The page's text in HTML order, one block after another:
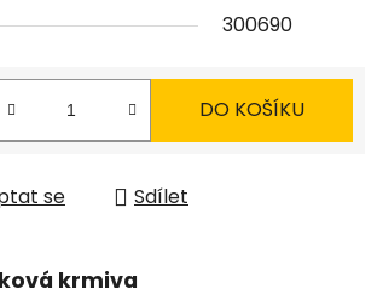
300690
DO KOŠÍKU
se Sdílet
krmiva